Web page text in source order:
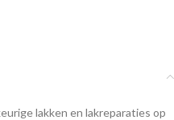
lakken en lakreparaties op